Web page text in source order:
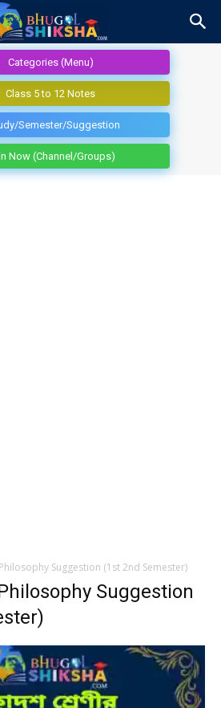
Categories (Menu)
Class 5 to 12 Notes
Semester/Suggestion
Now (Channel/Groups)
Suggestion (1st 2nd Semester)
Suggestion